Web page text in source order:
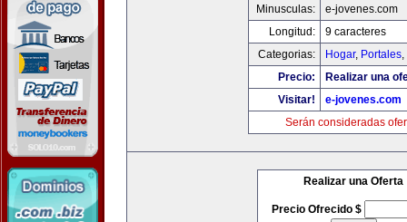
Minusculas:
e-jovenes.com
Longitud:
9 caracteres
Categorias:
Hogar, Portales,
Precio:
Realizar una
Visitar!
e-jovenes.com
Serán consideradas
Realizar una Oferta
Precio Ofrecido $